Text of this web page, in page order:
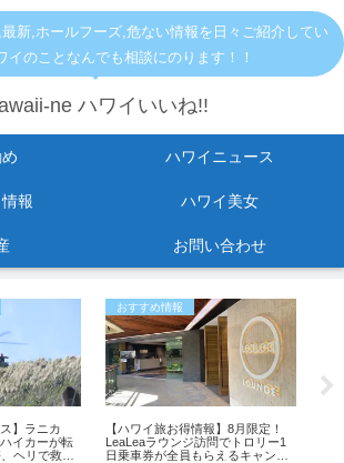
新,ホールフーズ,危ない情報を日々ご紹介してい
イのことなんでも相談にのります！！
ne ハワイいいね!!
ハワイニュース
報 ハワイ美女
お問い合わせ
】ラニカ
イカーが転
ヘリで救助
おすすめ情報
【ハワイ旅お得情報】8月限定！
LeaLeaラウンジ訪問でトロリー1
日乗車券が全員もらえるキャンペ